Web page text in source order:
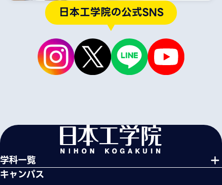
日本工学院の公式SNS
学科一覧
キャンパス